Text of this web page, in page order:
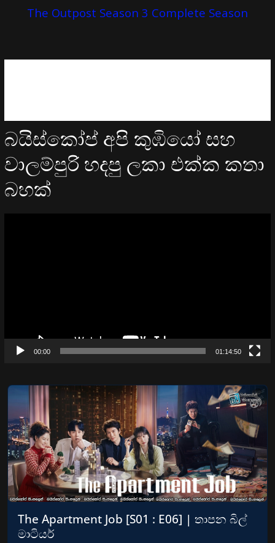
The Outpost Season 3 Complete Season
බයිස්කෝප් අපි කුඹියෝ සහ
වාලම්පුරි හදපු ලකා එක්ක කතා
බහක්
00:00 01:14:50
The Apartment Job [S01 : E06] | තාපන බිල්
මාටියර්